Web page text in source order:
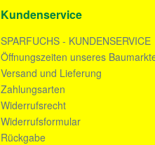
Kundenservice
SPARFUCHS - KUNDENSERVICE
Öffnungszeiten unseres
Versand und Lieferung
Zahlungsarten
Widerrufsrecht
Widerrufsformular
Rückgabe